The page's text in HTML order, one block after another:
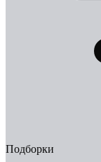
Подборки